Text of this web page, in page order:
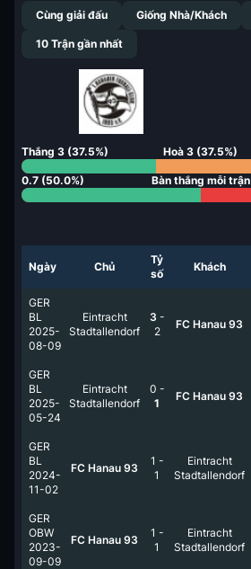
Cùng giải đấu Giống Nhà/Khách
10 Trận gần nhất
Thắng 3 (37.5%) Hoà 3(37.5%)
0.7 (50.0%) Bàn thắng mỗi trận
Ngày Chủ
Tỷ
số
Khách
GER
BL
2025-
08-09
Eintracht
Stadtallendorf
3 -
2
FC Hanau 93
GER
BL
2025-
05-24
Eintracht
Stadtallendorf
0 -
1
FC Hanau 93
GER
BL
2024-
11-02
FC Hanau 93
1 -
1
Eintracht
Stadtallendorf
GER
OBW
2023-
09-09
FC Hanau 93
1 -
1
Eintracht
Stadtallendorf